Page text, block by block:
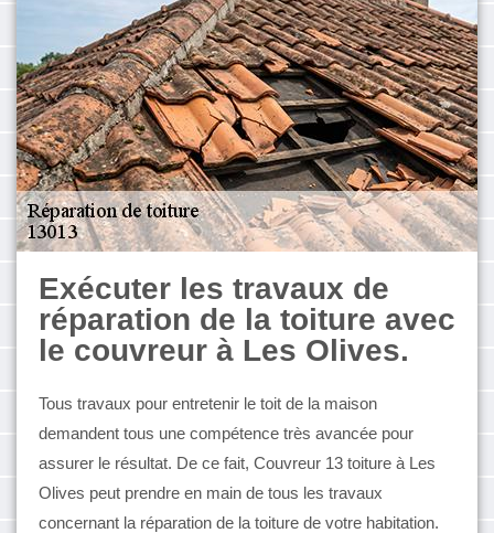
Exécuter les travaux de
réparation de la toiture avec
le couvreur à Les Olives.
Tous travaux pour entretenir le toit de la maison
demandent tous une compétence très avancée pour
assurer le résultat. De ce fait, Couvreur 13 toiture à Les
Olives peut prendre en main de tous les travaux
concernant la réparation de la toiture de votre habitation.